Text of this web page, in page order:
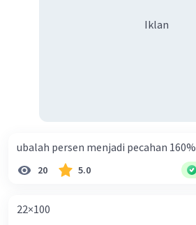
Iklan
ubalah persen menjadi pecahan 160%
20 5.0
22×100